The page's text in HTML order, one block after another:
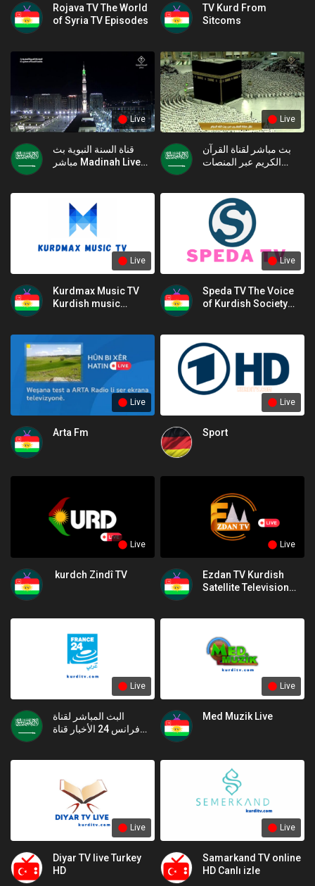
Rojava TV The World
of Syria TV Episodes
TV Kurd From
Sitcoms
Live
قناة السنة النبوية بث
مباشر Madinah Live
Live
بث مباشر لقناة القرآن
الكريم عبر المنصات
Live
Kurdmax Music TV
Kurdish music
Live
Speda TV The Voice
of Kurdish Society
Live
Arta Fm
Live
Sport
Live
kurdch Zindî TV
Live
Ezdan TV Kurdish
Satellite Television
Live
البث المباشر لقناة
فرانس 24 الأخبار قناة
Live
Med Muzik Live
Live
Diyar TV live Turkey
HD
Live
Samarkand TV online
HD Canlı izle